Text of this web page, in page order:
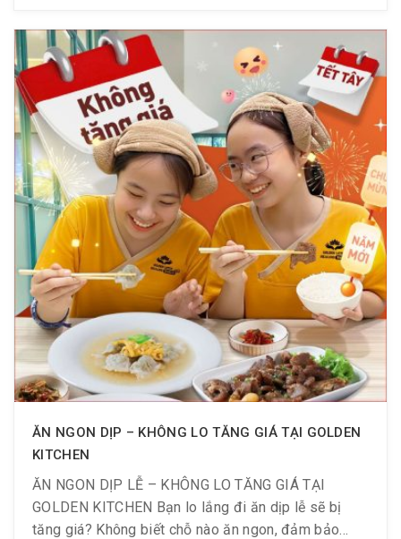
ĂN NGON DỊP – KHÔNG LO TĂNG GIÁ TẠI GOLDEN
KITCHEN
ĂN NGON DỊP LỄ – KHÔNG LO TĂNG GIÁ TẠI
GOLDEN KITCHEN Bạn lo lắng đi ăn dịp lễ sẽ bị
tăng giá? Không biết chỗ nào ăn ngon, đảm bảo